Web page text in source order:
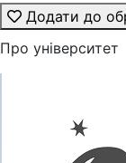
Додати до
Про університет